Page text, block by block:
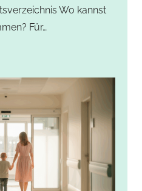
Wo kannst
Für…